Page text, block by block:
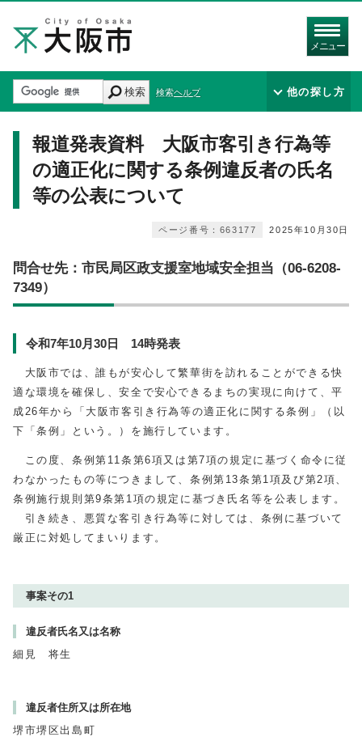
メニュー
検索 検索ヘルプ 他の探し方
報道発表資料 大阪市客引き行為等
の適正化に関する条例違反者の氏名
等の公表について
2025年10月30日
ページ番号：663177
問合せ先：市民局区政支援室地域安全担当（06-6208-
7349）
令和7年10月30日 14時発表
大阪市では、誰もが安心して繁華街を訪れることができる快
適な環境を確保し、安全で安心できるまちの実現に向けて、平
成26年から「大阪市客引き行為等の適正化に関する条例」（以
下「条例」という。）を施行しています。
この度、条例第11条第6項又は第7項の規定に基づく命令に従
わなかったもの等につきまして、条例第13条第1項及び第2項、
条例施行規則第9条第1項の規定に基づき氏名等を公表します。
引き続き、悪質な客引き行為等に対しては、条例に基づいて
厳正に対処してまいります。
事案その1
違反者氏名又は名称
細見 将生
違反者住所又は所在地
堺市堺区出島町